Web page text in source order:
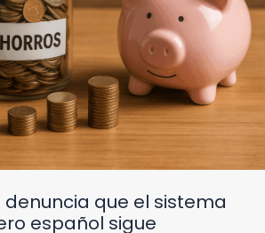
denuncia que el sistema
español sigue